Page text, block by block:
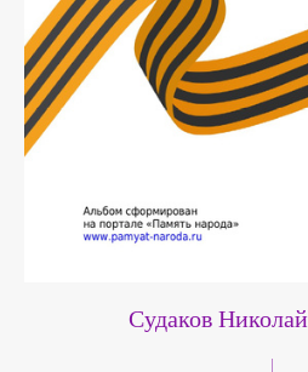
Судаков